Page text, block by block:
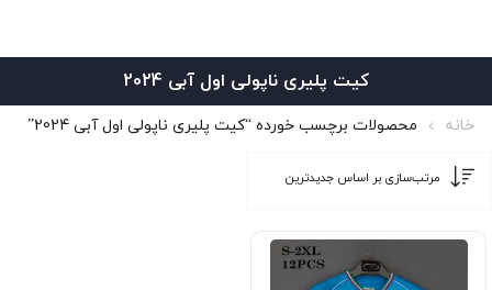
کیت پلیری ناپولی اول آبی 2024
خانه محصولات برچسب خورده “کیت پلیری ناپولی اول آبی 2024”